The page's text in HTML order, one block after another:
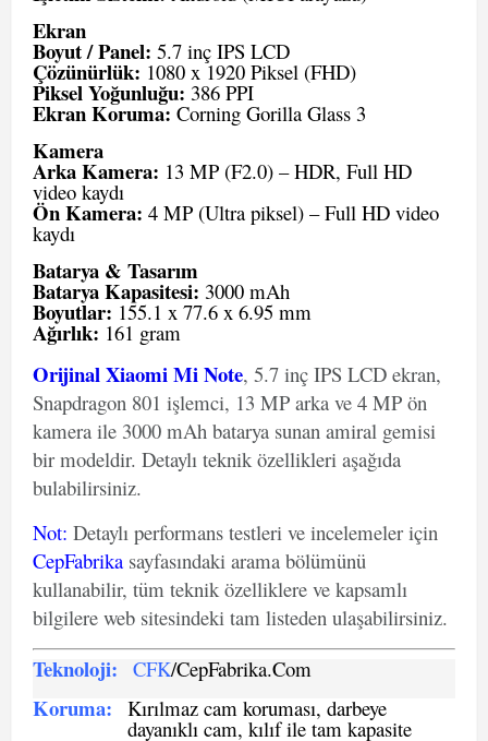
Ekran
Boyut / Panel: 5.7 inç IPS LCD
Çözünürlük: 1080 x 1920 Piksel (FHD)
Piksel Yoğunluğu: 386 PPI
Ekran Koruma: Corning Gorilla Glass 3
Kamera
Arka Kamera: 13 MP (F2.0) – HDR, Full HD
video kaydı
Ön Kamera: 4 MP (Ultra piksel) – Full HD video
kaydı
Batarya & Tasarım
Batarya Kapasitesi: 3000 mAh
Boyutlar: 155.1 x 77.6 x 6.95 mm
Ağırlık: 161 gram
Orijinal Xiaomi Mi Note, 5.7 inç IPS LCD ekran,
Snapdragon 801 işlemci, 13 MP arka ve 4 MP ön
kamera ile 3000 mAh batarya sunan amiral gemisi
bir modeldir. Detaylı teknik özellikleri aşağıda
bulabilirsiniz.
Not: Detaylı performans testleri ve incelemeler için
CepFabrika sayfasındaki arama bölümünü
kullanabilir, tüm teknik özelliklere ve kapsamlı
bilgilere web sitesindeki tam listeden ulaşabilirsiniz.
Teknoloji: CFK/CepFabrika.Com
Koruma: Kırılmaz cam koruması, darbeye
dayanıklı cam, kılıf ile tam kapasite